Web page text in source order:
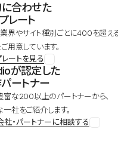
合わせた
レート
業界やサイト種別ごとに400を超え
用意しています。
ートを見る
が認定した
ートナー
富な200以上のパートナーから、
社をご紹介します。
社・パートナーに相談する